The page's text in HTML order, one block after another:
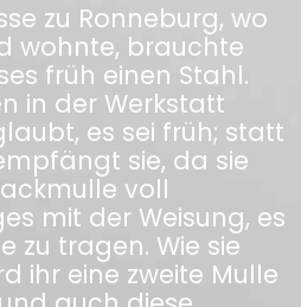
zu Ronneburg, wo
wohnte, brauchte
früh einen Stahl.
in der Werkstatt
es sei früh; statt
sie, da sie
voll
mit der Weisung, es
zu tragen. Wie sie
ihr eine zweite Mulle